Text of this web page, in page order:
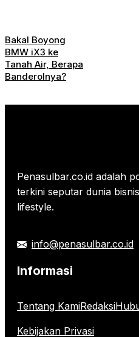
Bakal Boyong
BMW iX3 ke
Tanah Air, Berapa
Banderolnya?
Penasulbar.co.id adalah
terkini seputar dunia
lifestyle.
info@penasulbar.co.id
Informasi
Tentang KamiRedaksi
Kebijakan Privasi